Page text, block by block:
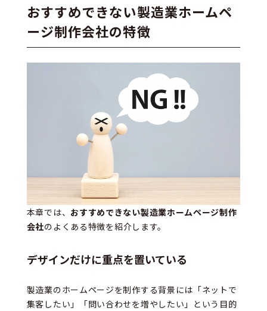
おすすめできない製造業ホームペ
ージ制作会社の特徴
本章では、 おすすめできない製造業ホームページ制作
会社のよくある特徴を紹介します。
デザインだけに重点を置いている
製造業のホームページを制作する背景には「ネットで
集客したい」「問い合わせを増やしたい」という目的